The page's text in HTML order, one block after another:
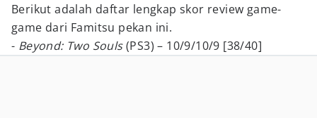
Berikut adalah daftar lengkap skor review game-
game dari Famitsu pekan ini.
- Beyond: Two Souls(PS3) – 10/9/10/9 [38/40]